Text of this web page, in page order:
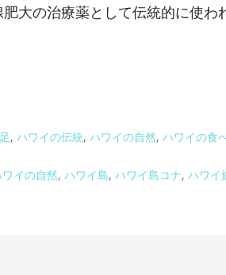
大の治療薬として伝統的に使わ
, ハワイの伝統, ハワイの自然, ハワイの食
イの自然, ハワイ島, ハワイ島コナ, ハワイ